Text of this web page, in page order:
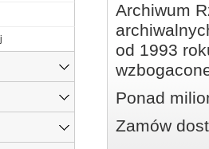
Archiwum
od 1993
Ponad
Zamów